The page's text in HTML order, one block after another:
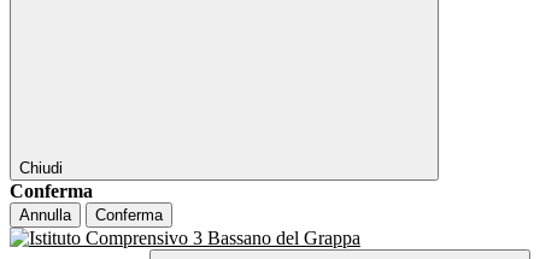
Chiudi
Conferma
Annulla Conferma